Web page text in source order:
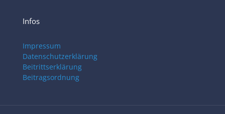
Infos
Impressum
Datenschutzerklärung
Beitrittserklärung
Beitragsordnung